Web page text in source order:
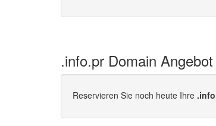
.info.pr Domain
Reservieren Sie noch heute Ihre